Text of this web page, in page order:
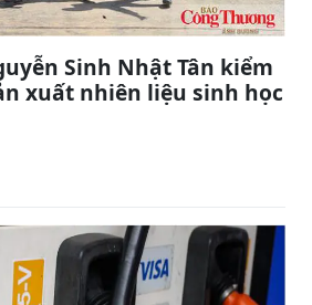
Sinh Nhật Tân kiểm
xuất nhiên liệu sinh học